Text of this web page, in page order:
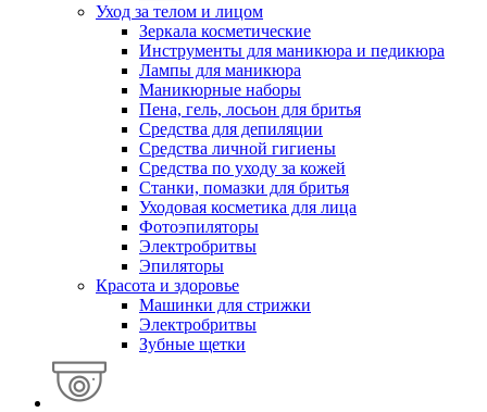
Уход за телом и лицом
Зеркала косметические
Инструменты для маникюра и педикюра
Лампы для маникюра
Маникюрные наборы
Пена, гель, лосьон для бритья
Средства для депиляции
Средства личной гигиены
Средства по уходу за кожей
Станки, помазки для бритья
Уходовая косметика для лица
Фотоэпиляторы
Электробритвы
Эпиляторы
Красота и здоровье
Машинки для стрижки
Электробритвы
Зубные щетки